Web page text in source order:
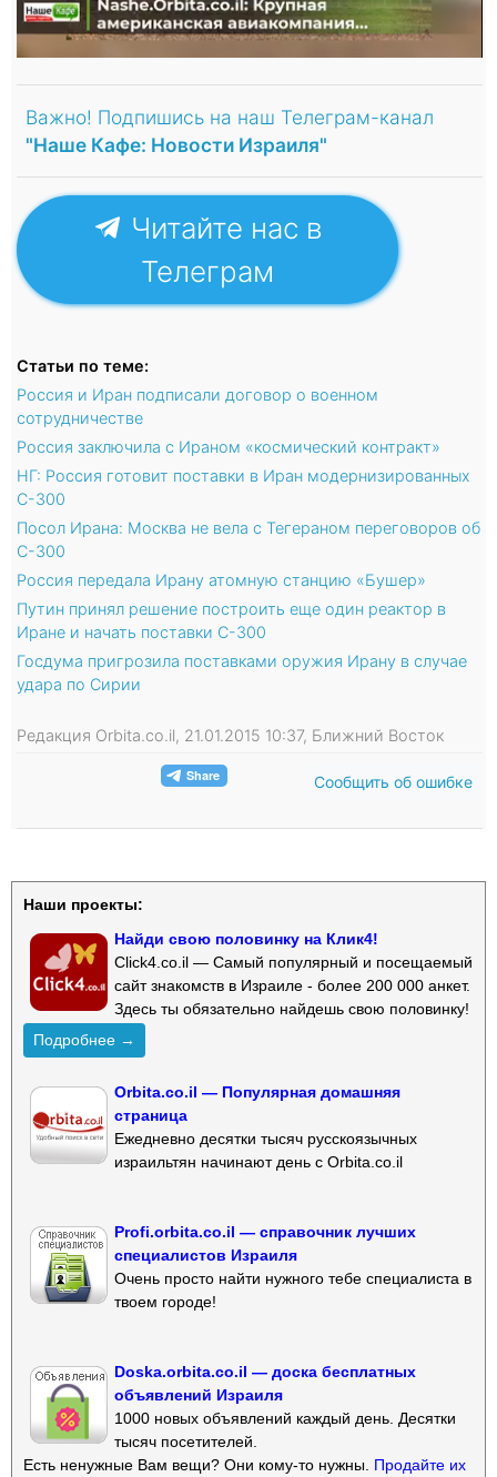
Важно! Подпишись на наш Телеграм-канал
"Наше Кафе: Новости Израиля"
Читайте нас в
Телеграм
Статьи по теме:
Россия и Иран подписали договор о военном
сотрудничестве
Россия заключила с Ираном «космический контракт»
НГ: Россия готовит поставки в Иран модернизированных
С-300
Посол Ирана: Москва не вела с Тегераном переговоров об
С-300
Россия передала Ирану атомную станцию «Бушер»
Путин принял решение построить еще один реактор в
Иране и начать поставки С-300
Госдума пригрозила поставками оружия Ирану в случае
удара по Сирии
Редакция Orbita.co.il, 21.01.2015 10:37, Ближний Восток
Сообщить об ошибке
Наши проекты:
Найди свою половинку на Клик4!
Click4.co.il — Самый популярный и посещаемый
сайт знакомств в Израиле - более 200 000 анкет.
Здесь ты обязательно найдешь свою половинку!
Подробнее →
Orbita.co.il — Популярная домашняя
страница
Ежедневно десятки тысяч русскоязычных
израильтян начинают день с Orbita.co.il
Profi.orbita.co.il — справочник лучших
специалистов Израиля
Очень просто найти нужного тебе специалиста в
твоем городе!
Doska.orbita.co.il — доска бесплатных
объявлений Израиля
1000 новых объявлений каждый день. Десятки
тысяч посетителей.
Есть ненужные Вам вещи? Они кому-то нужны. Продайте их